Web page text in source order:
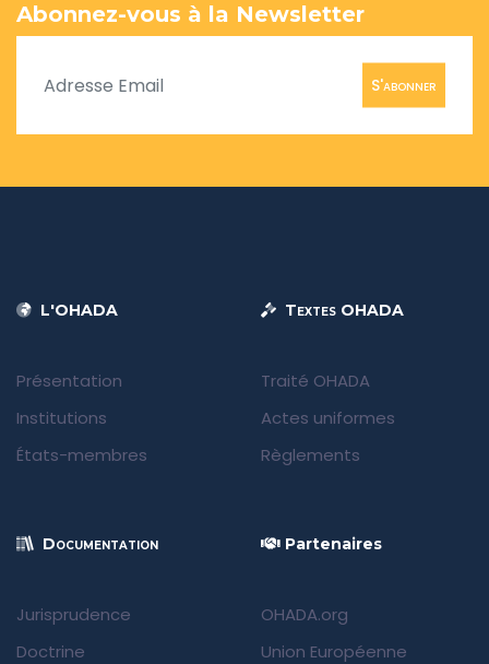
Abonnez-vous à la Newsletter
S'abonner
L'OHADA
Présentation
Institutions
États-membres
Textes OHADA
Traité OHADA
Actes uniformes
Règlements
Documentation
Jurisprudence
Doctrine
Partenaires
OHADA.org
Union Européenne